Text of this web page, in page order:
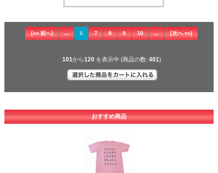
[<< 前へ] ... 6 7 8 9 10 ... [次へ >>]
101から120を表示中 (商品の数: 401)
おすすめ商品